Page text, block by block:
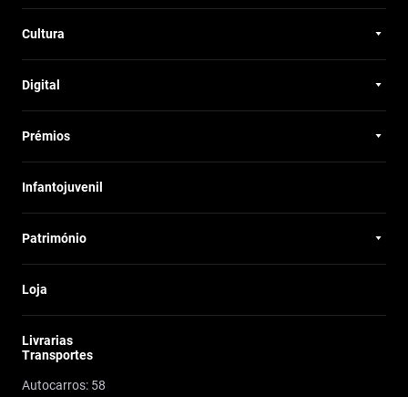
Cultura
Digital
Prémios
Infantojuvenil
Património
Loja
Livrarias
Transportes
Autocarros: 58